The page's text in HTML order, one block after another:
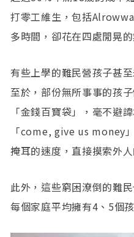
打零工維生，包括
多時間，卻花在四處閒晃
有些上學的難民營孩子甚
至於，部份無所事事的孩
「金錢百寶袋」，毫不避
「come, give us money
掩耳的速度，直接摸索外
此外，這些窮困潦倒的難
每個家庭平均擁有4、5個